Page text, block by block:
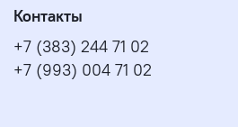
Контакты
+7 (383) 244 71 02
+7 (993) 004 71 02